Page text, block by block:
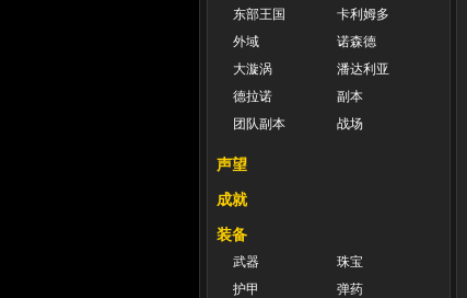
东部王国
卡利姆多
外域
诺森德
大漩涡
潘达利亚
德拉诺
副本
团队副本
战场
声望
成就
装备
武器
珠宝
护甲
弹药